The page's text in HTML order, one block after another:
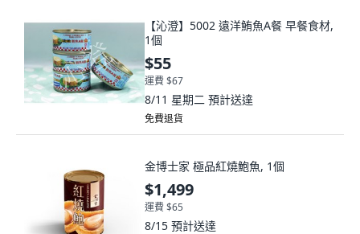
【沁澄】5002 遠洋鮪魚A餐 早餐食材,
1個
$55
運費 $67
8/11 星期二 預計送達
免費退貨
金博士家 極品紅燒鮑魚, 1個
$1,499
運費 $65
8/15 預計送達